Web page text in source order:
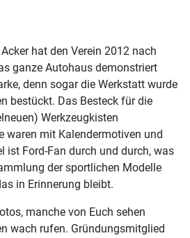
hat den Verein 2012 nach
ganze Autohaus demonstriert
denn sogar die Werkstatt wurde
bestückt. Das Besteck für die
Werkzeugkisten
waren mit Kalendermotiven und
ist Ford-Fan durch und durch, was
der sportlichen Modelle
in Erinnerung bleibt.
manche von Euch sehen
wach rufen. Gründungsmitglied